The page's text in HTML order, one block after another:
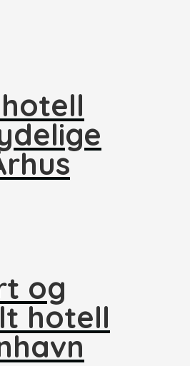
og
hotell